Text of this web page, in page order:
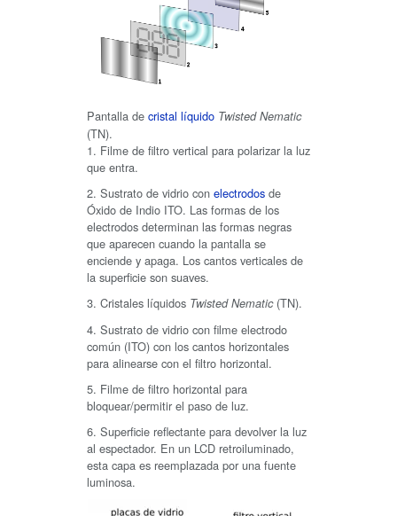
Pantalla de cristal líquido Twisted Nematic
(TN).
Filme de filtro vertical para polarizar la luz
que entra.
Sustrato de vidrio con electrodos de
Óxido de Indio ITO. Las formas de los
electrodos determinan las formas negras
que aparecen cuando la pantalla se
enciende y apaga. Los cantos verticales de
la superficie son suaves.
Cristales líquidos Twisted Nematic(TN).
Sustrato de vidrio con filme electrodo
común (ITO) con los cantos horizontales
para alinearse con el filtro horizontal.
Filme de filtro horizontal para
bloquear/permitir el paso de luz.
Superficie reflectante para devolver la luz
al espectador. En un LCD retroiluminado,
esta capa es reemplazada por una fuente
luminosa.